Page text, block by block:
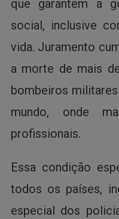
que garantem a
social, inclusive
vida. Juramento
a morte de mais
bombeiros
mundo, onde
profissionais.
Essa condição
todos os países,
especial dos